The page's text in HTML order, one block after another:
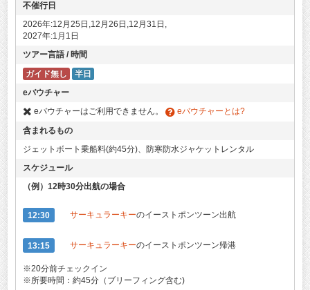
不催行日
2026年:12月25日,12月26日,12月31日,
2027年:1月1日
ツアー言語 / 時間
ガイド無し
半日
eバウチャー
eバウチャーはご利用できません。
eバウチャーとは?
含まれるもの
ジェットボート乗船料(約45分)、防寒防水ジャケットレンタル
スケジュール
（例）12時30分出航の場合
12:30 サーキュラーキーのイーストポンツーン出航
13:15 サーキュラーキーのイーストポンツーン帰港
※20分前チェックイン
※所要時間：約45分（ブリーフィング含む)